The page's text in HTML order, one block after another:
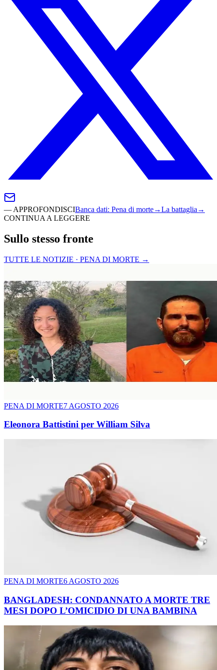
— APPROFONDISCIBanca dati: Pena di morte→La battaglia →
CONTINUA A LEGGERE
Sullo stesso fronte
TUTTE LE NOTIZIE · PENA DI MORTE →
PENA DI MORTE7 AGOSTO 2026
Eleonora Battistini per William Silva
PENA DI MORTE6 AGOSTO 2026
BANGLADESH: CONDANNATO A MORTE TRE
MESI DOPO L’OMICIDIO DI UNA BAMBINA